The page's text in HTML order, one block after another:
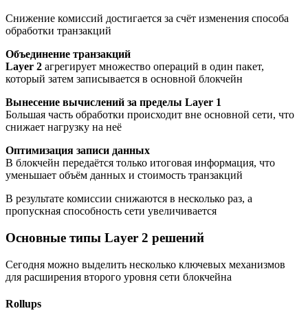
Снижение комиссий достигается за счёт изменения способа
обработки транзакций
Объединение транзакций
Layer 2 агрегирует множество операций в один пакет,
который затем записывается в основной блокчейн
Вынесение вычислений за пределы Layer 1
Большая часть обработки происходит вне основной сети, что
снижает нагрузку на неё
Оптимизация записи данных
В блокчейн передаётся только итоговая информация, что
уменьшает объём данных и стоимость транзакций
В результате комиссии снижаются в несколько раз, а
пропускная способность сети увеличивается
Основные типы Layer 2 решений
Сегодня можно выделить несколько ключевых механизмов
для расширения второго уровня сети блокчейна
Rollups